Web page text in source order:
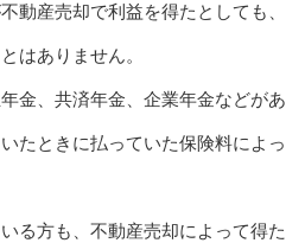
動産売却で利益を得たとしても、
はありません。
金、共済年金、企業年金などがあ
たときに払っていた保険料によっ
る方も、不動産売却によって得た